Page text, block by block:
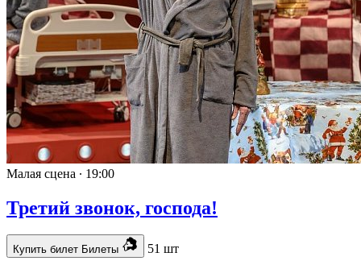
Малая сцена ∙ 19:00
Третий звонок, господа!
Купить билет Билеты 51 шт